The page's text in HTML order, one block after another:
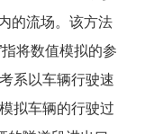
的流场。该方法
将数值模拟的参
系以车辆行驶速
拟车辆的行驶过